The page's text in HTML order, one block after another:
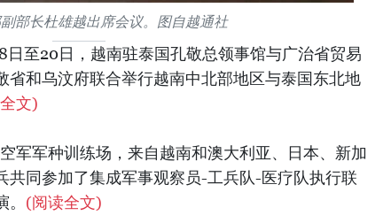
部长杜雄越出席会议。图自越通社
日至20日，越南驻泰国孔敬总领事馆与广治省贸易
省和乌汶府联合举行越南中北部地区与泰国东北地
文)
军军种训练场，来自越南和澳大利亚、日本、新加
共同参加了集成军事观察员-工兵队-医疗队执行联
(阅读全文)